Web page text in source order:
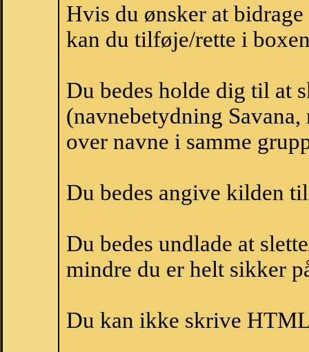
Hvis du ønsker at
kan du tilføje/rette i
Du bedes holde dig til at
(navnebetydning
over navne i samme
Du bedes angive kilden
Du bedes undlade at
mindre du er helt sikker
Du kan ikke skrive